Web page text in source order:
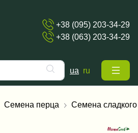
+38 (095) 203-34-29
+38 (063) 203-34-29
ua ru
Семена перца Семена